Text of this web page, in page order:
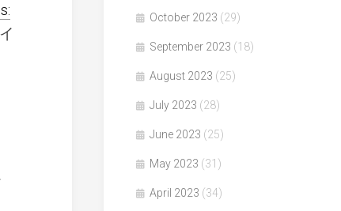
October 2023 (29)
September 2023 (18)
August 2023 (25)
July 2023 (28)
June 2023 (25)
May 2023 (31)
April 2023 (34)